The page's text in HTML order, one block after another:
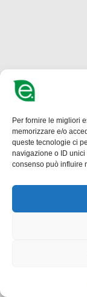
Per fornire le migliori
memorizzare e/o
queste tecnologie ci
navigazione o ID unici
consenso può influire